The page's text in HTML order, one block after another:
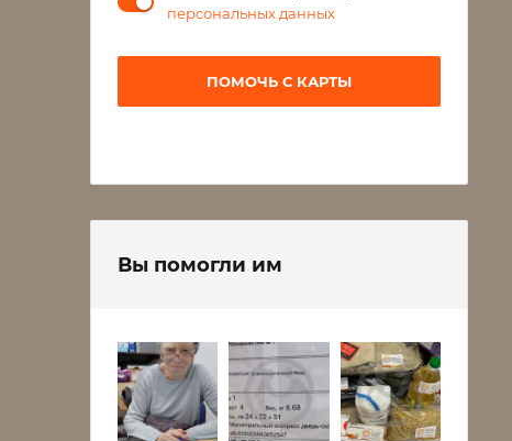
персональных данных
ПОМОЧЬ С КАРТЫ
Вы помогли им